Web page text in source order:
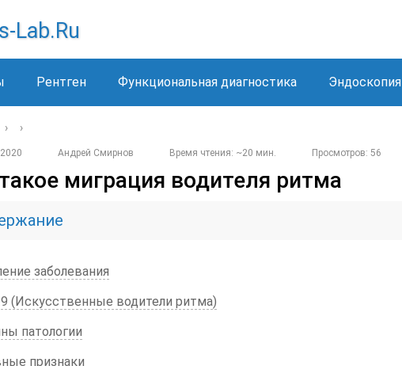
Lab.ru
Рентген Функциональная диагностика Эндоскопия
› ›
Андрей Смирнов Время чтения: ~20 мин. Просмотров: 56
миграция водителя ритма
заболевания
(Искусственные водители ритма)
патологии
признаки